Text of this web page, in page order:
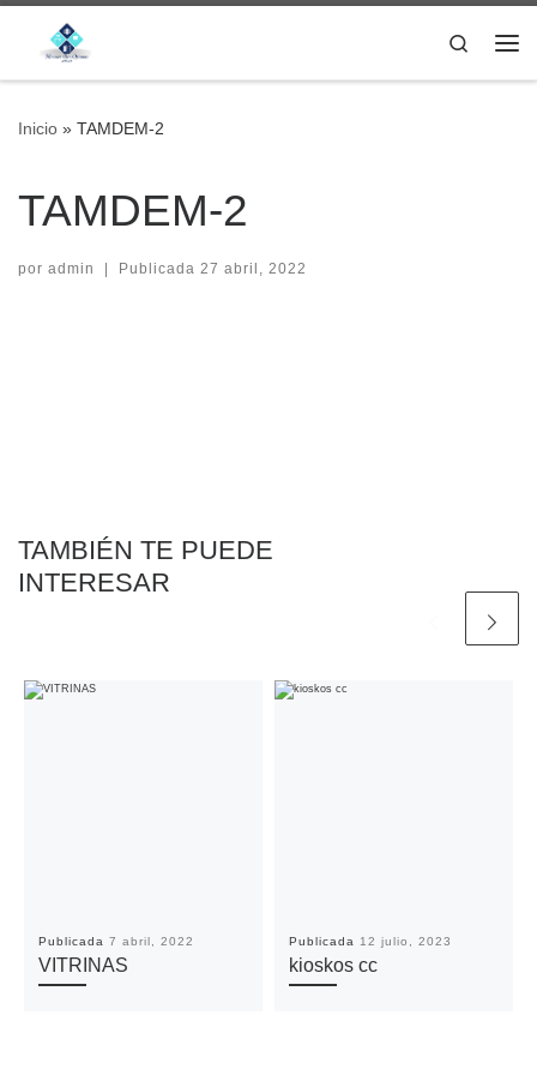
Saltar al contenido
Search
Inicio » TAMDEM-2
TAMDEM-2
por admin | Publicada 27 abril, 2022
TAMBIÉN TE PUEDE
INTERESAR
Publicada 7 abril, 2022
VITRINAS
Publicada 12 julio, 2023
kioskos cc